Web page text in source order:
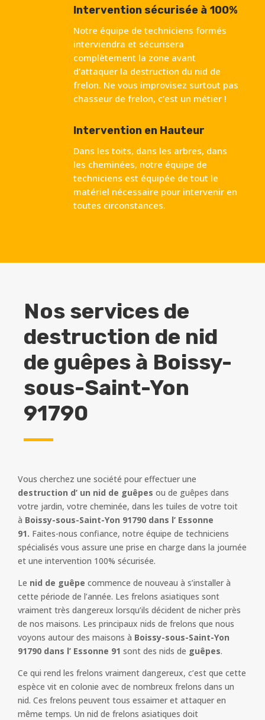
Intervention sécurisée à 100%
Notre équipe de techniciens formés
interviendra et sécurisera
complètement la zone avant
d’attaquer la destruction du nid de
frelon. Ne vous improvisez surtout pas
chasseur de frelon, c’est un métier !
Intervention en Hauteur
Dans les toits, dans les arbres, dans
les cheminées, notre équipe de
techniciens est équipée de tout le
matériel nécessaire pour intervenir en
toutes circonstances.
Nos services de
destruction de nid
de guêpes à Boissy-
sous-Saint-Yon
91790
Vous cherchez une société pour effectuer une
destruction d’ un nid de guêpes ou de guêpes dans
votre jardin, votre cheminée, dans les tuiles de votre toit
à Boissy-sous-Saint-Yon 91790 dans l’ Essonne
91. Faites-nous confiance, notre équipe de techniciens
spécialisés vous assure une prise en charge dans la journée
et une intervention 100% sécurisée.
Le nid de guêpe commence de nouveau à s’installer à
cette période de l’année. Les frelons asiatiques sont
vraiment très dangereux lorsqu’ils décident de nicher près
de nos maisons. Les principaux nids de frelons que nous
voyons autour des maisons à Boissy-sous-Saint-Yon
91790 dans l’ Essonne 91 sont des nids de guêpes.
Ce qui rend les frelons vraiment dangereux, c’est que cette
espèce vit en colonie avec de nombreux frelons dans un
nid. Ces frelons peuvent tous essaimer et attaquer en
même temps. Un nid de frelons asiatiques doit